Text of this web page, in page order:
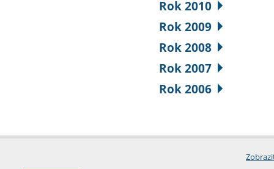
Rok 2010
Rok 2009
Rok 2008
Rok 2007
Rok 2006